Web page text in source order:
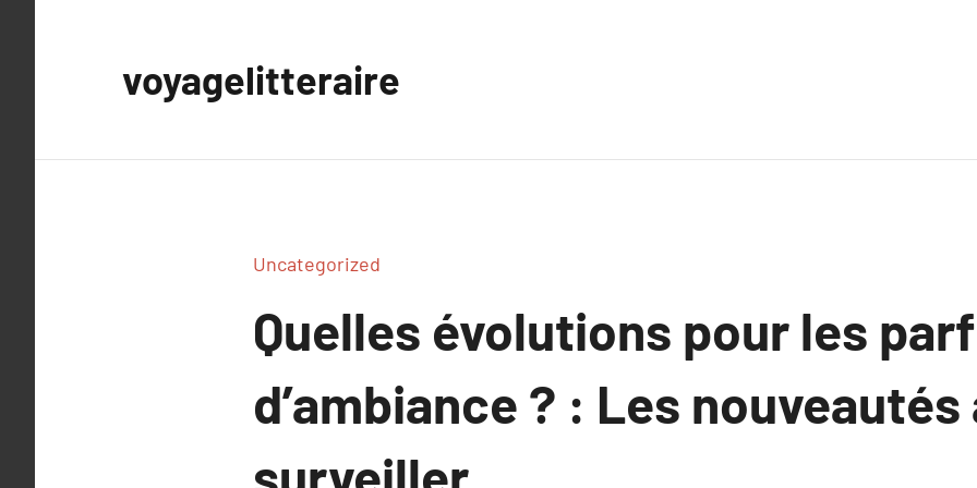
voyagelitteraire
Uncategorized
Quelles évolutions pour les
d’ambiance ? : Les nouveautés